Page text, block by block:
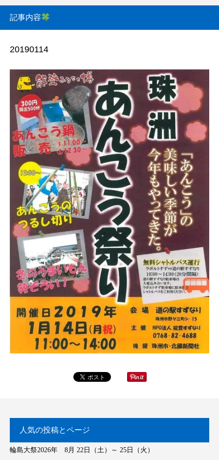
記事内容
20190114
人気の投稿とページ
輪島大祭2026年 8月 22日（土）～ 25日（火）